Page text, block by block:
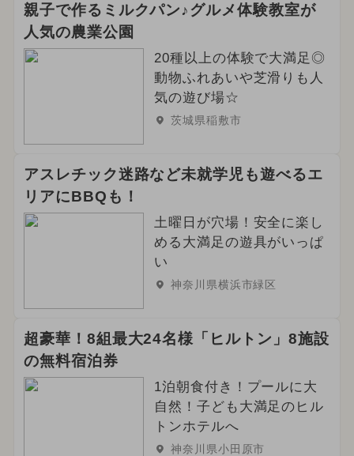
親子で作るミルクパン♪グルメ体験教室が
人気の農業公園
20種以上の体験で大満足◎
動物ふれあいや芝滑りも人
気の遊び場☆
茨城県稲敷市
アスレチック迷路など未就学児も遊べるエ
リアにBBQも！
土曜日が穴場！安全に楽し
める大満足の遊具がいっぱ
い
神奈川県横浜市緑区
超豪華！8組最大24名様「ヒルトン」8施設
の無料宿泊券
1泊朝食付き！プールに大
自然！子ども大満足のヒル
トンホテルへ
神奈川県小田原市